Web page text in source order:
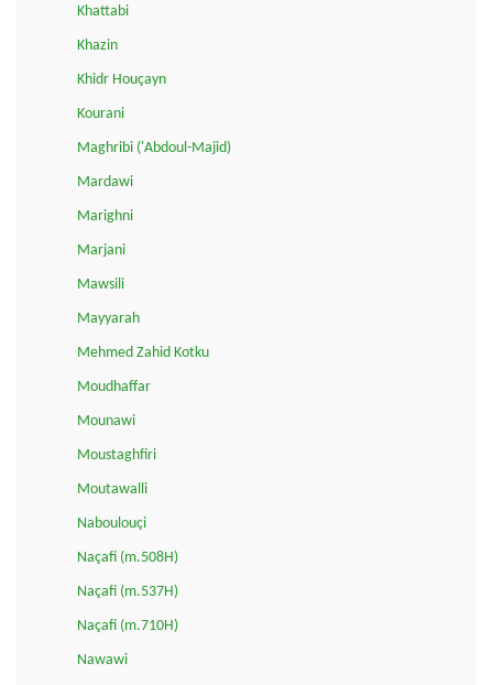
Khattabi
Khazin
Khidr Houçayn
Kourani
Maghribi ('Abdoul-Majid)
Mardawi
Marighni
Marjani
Mawsili
Mayyarah
Mehmed Zahid Kotku
Moudhaffar
Mounawi
Moustaghfiri
Moutawalli
Naboulouçi
Naçafi (m.508H)
Naçafi (m.537H)
Naçafi (m.710H)
Nawawi